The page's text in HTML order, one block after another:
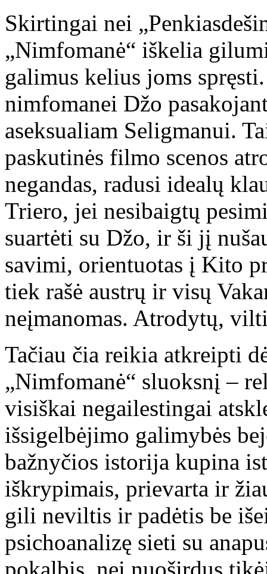
Skirtingai nei
„Nimfomanė“ iškelia
galimus kelius joms
nimfomanei Džo
aseksualiam Seligmanui.
paskutinės filmo scenos
negandas, radusi idealų
Triero, jei nesibaigtų
suartėti su Džo, ir ši jį
savimi, orientuotas į Kito
tiek rašė austrų ir visų
neįmanomas. Atrodytų,
Tačiau čia reikia atkreipti
„Nimfomanė“ sluoksnį –
visiškai negailestingai
išsigelbėjimo galimybės
bažnyčios istorija kupina
iškrypimais, prievarta ir
gili neviltis ir padėtis be
psichoanalizę sieti su
pokalbis, nei nuoširdus